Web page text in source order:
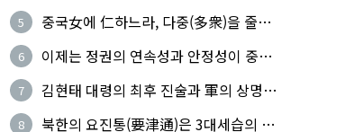
5
중국女에 仁하느라, 다중(多衆)을 줄세
6
이제는 정권의 연속성과 안정성이 중요
7
김현태 대령의 최후 진술과 軍의 상명하
8 북한의 요진통(要津通)은 3대세습의 사